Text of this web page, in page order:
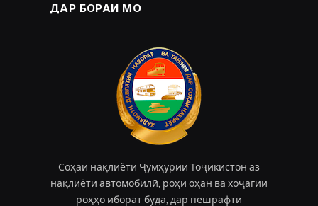
ДАР БОРАИ МО
Соҳаи нақлиёти Ҷумҳурии Тоҷикистон аз
нақлиёти автомобилӣ, роҳи оҳан ва хоҷагии
роҳҳо иборат буда, дар пешрафти